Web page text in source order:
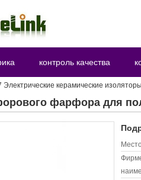
контроль качества
Электрические керамические
фарфора для